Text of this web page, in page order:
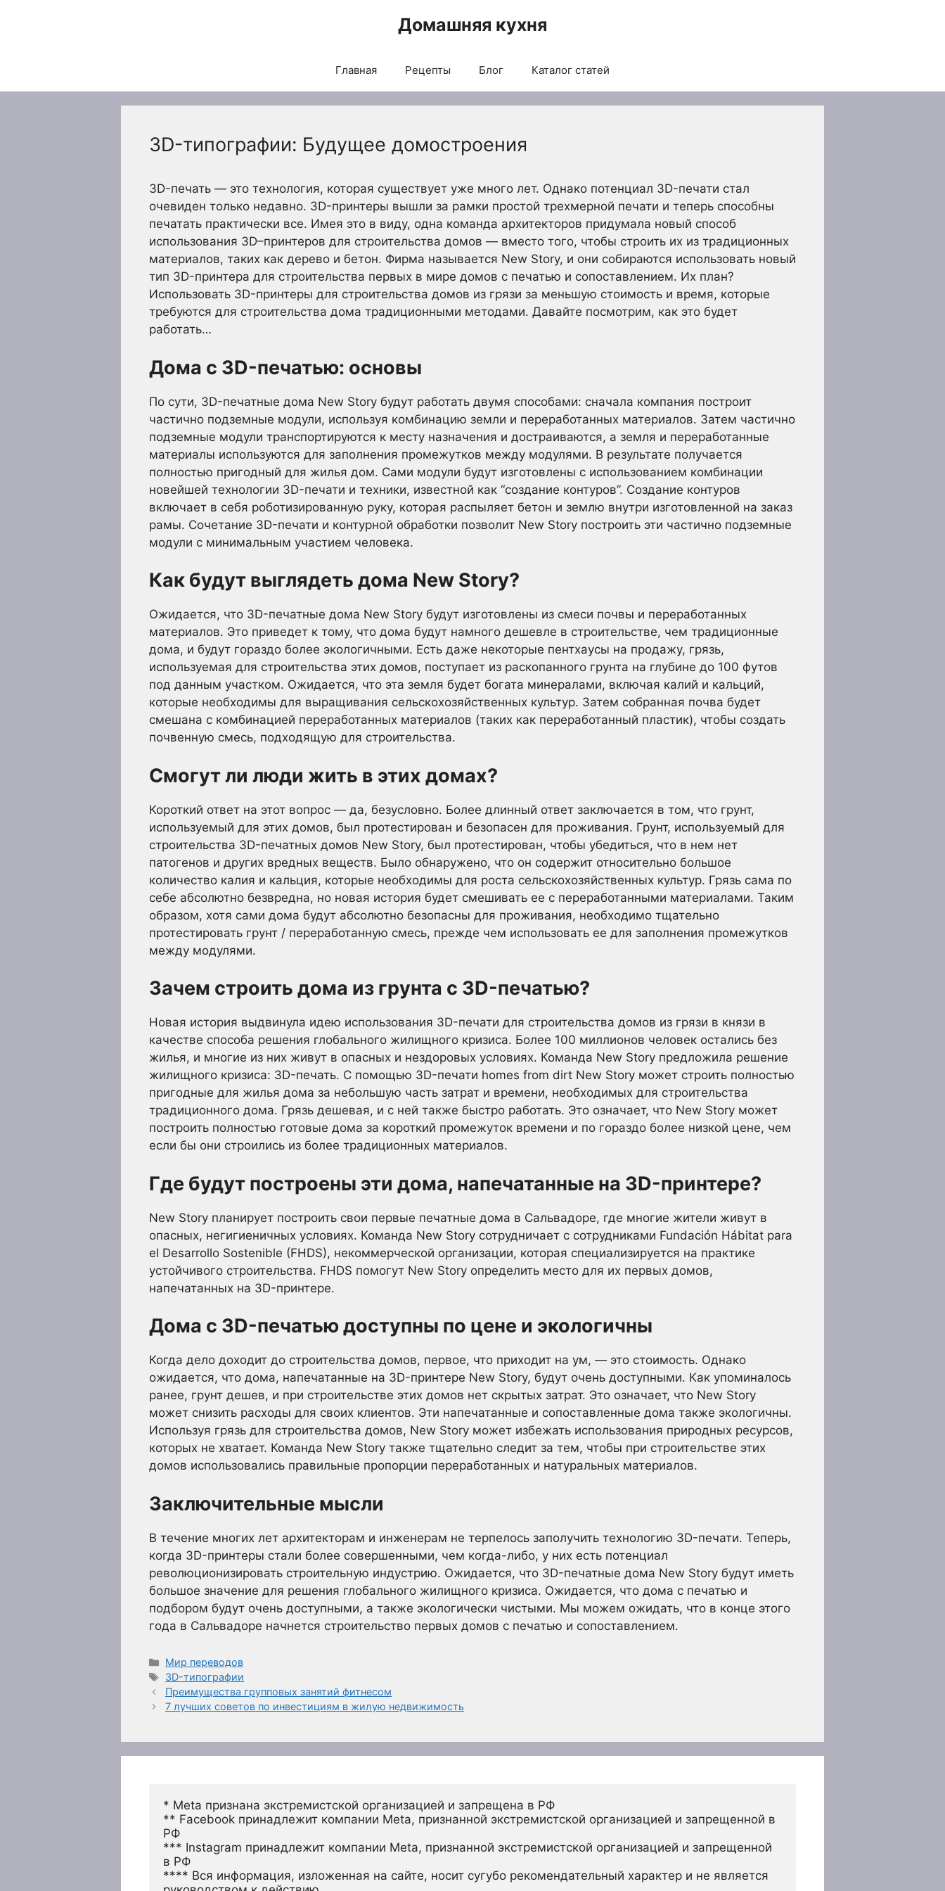
Домашняя кухня
Главная Рецепты Блог Каталог статей
3D-типографии: Будущее домостроения
3D-печать — это технология, которая существует уже много лет. Однако потенциал 3D-печати стал
очевиден только недавно. 3D-принтеры вышли за рамки простой трехмерной печати и теперь способны
печатать практически все. Имея это в виду, одна команда архитекторов придумала новый способ
использования 3D–принтеров для строительства домов — вместо того, чтобы строить их из традиционных
материалов, таких как дерево и бетон. Фирма называется New Story, и они собираются использовать новый
тип 3D-принтера для строительства первых в мире домов с печатью и сопоставлением. Их план?
Использовать 3D-принтеры для строительства домов из грязи за меньшую стоимость и время, которые
требуются для строительства дома традиционными методами. Давайте посмотрим, как это будет
работать…
Дома с 3D-печатью: основы
По сути, 3D-печатные дома New Story будут работать двумя способами: сначала компания построит
частично подземные модули, используя комбинацию земли и переработанных материалов. Затем частично
подземные модули транспортируются к месту назначения и достраиваются, а земля и переработанные
материалы используются для заполнения промежутков между модулями. В результате получается
полностью пригодный для жилья дом. Сами модули будут изготовлены с использованием комбинации
новейшей технологии 3D-печати и техники, известной как “создание контуров”. Создание контуров
включает в себя роботизированную руку, которая распыляет бетон и землю внутри изготовленной на заказ
рамы. Сочетание 3D-печати и контурной обработки позволит New Story построить эти частично подземные
модули с минимальным участием человека.
Как будут выглядеть дома New Story?
Ожидается, что 3D-печатные дома New Story будут изготовлены из смеси почвы и переработанных
материалов. Это приведет к тому, что дома будут намного дешевле в строительстве, чем традиционные
дома, и будут гораздо более экологичными. Есть даже некоторые пентхаусы на продажу, грязь,
используемая для строительства этих домов, поступает из раскопанного грунта на глубине до 100 футов
под данным участком. Ожидается, что эта земля будет богата минералами, включая калий и кальций,
которые необходимы для выращивания сельскохозяйственных культур. Затем собранная почва будет
смешана с комбинацией переработанных материалов (таких как переработанный пластик), чтобы создать
почвенную смесь, подходящую для строительства.
Смогут ли люди жить в этих домах?
Короткий ответ на этот вопрос — да, безусловно. Более длинный ответ заключается в том, что грунт,
используемый для этих домов, был протестирован и безопасен для проживания. Грунт, используемый для
строительства 3D-печатных домов New Story, был протестирован, чтобы убедиться, что в нем нет
патогенов и других вредных веществ. Было обнаружено, что он содержит относительно большое
количество калия и кальция, которые необходимы для роста сельскохозяйственных культур. Грязь сама по
себе абсолютно безвредна, но новая история будет смешивать ее с переработанными материалами. Таким
образом, хотя сами дома будут абсолютно безопасны для проживания, необходимо тщательно
протестировать грунт / переработанную смесь, прежде чем использовать ее для заполнения промежутков
между модулями.
Зачем строить дома из грунта с 3D-печатью?
Новая история выдвинула идею использования 3D-печати для строительства домов из грязи в князи в
качестве способа решения глобального жилищного кризиса. Более 100 миллионов человек остались без
жилья, и многие из них живут в опасных и нездоровых условиях. Команда New Story предложила решение
жилищного кризиса: 3D-печать. С помощью 3D-печати homes from dirt New Story может строить полностью
пригодные для жилья дома за небольшую часть затрат и времени, необходимых для строительства
традиционного дома. Грязь дешевая, и с ней также быстро работать. Это означает, что New Story может
построить полностью готовые дома за короткий промежуток времени и по гораздо более низкой цене, чем
если бы они строились из более традиционных материалов.
Где будут построены эти дома, напечатанные на 3D-принтере?
New Story планирует построить свои первые печатные дома в Сальвадоре, где многие жители живут в
опасных, негигиеничных условиях. Команда New Story сотрудничает с сотрудниками Fundación Hábitat para
el Desarrollo Sostenible (FHDS), некоммерческой организации, которая специализируется на практике
устойчивого строительства. FHDS помогут New Story определить место для их первых домов,
напечатанных на 3D-принтере.
Дома с 3D-печатью доступны по цене и экологичны
Когда дело доходит до строительства домов, первое, что приходит на ум, — это стоимость. Однако
ожидается, что дома, напечатанные на 3D-принтере New Story, будут очень доступными. Как упоминалось
ранее, грунт дешев, и при строительстве этих домов нет скрытых затрат. Это означает, что New Story
может снизить расходы для своих клиентов. Эти напечатанные и сопоставленные дома также экологичны.
Используя грязь для строительства домов, New Story может избежать использования природных ресурсов,
которых не хватает. Команда New Story также тщательно следит за тем, чтобы при строительстве этих
домов использовались правильные пропорции переработанных и натуральных материалов.
Заключительные мысли
В течение многих лет архитекторам и инженерам не терпелось заполучить технологию 3D-печати. Теперь,
когда 3D-принтеры стали более совершенными, чем когда-либо, у них есть потенциал
революционизировать строительную индустрию. Ожидается, что 3D-печатные дома New Story будут иметь
большое значение для решения глобального жилищного кризиса. Ожидается, что дома с печатью и
подбором будут очень доступными, а также экологически чистыми. Мы можем ожидать, что в конце этого
года в Сальвадоре начнется строительство первых домов с печатью и сопоставлением.
Рубрики
Мир переводов
Метки
3D-типографии
Преимущества групповых занятий фитнесом
7 лучших советов по инвестициям в жилую недвижимость
* Meta признана экстремистской организацией и запрещена в РФ
** Facebook принадлежит компании Meta, признанной экстремистской организацией и запрещенной в
РФ
*** Instagram принадлежит компании Meta, признанной экстремистской организацией и запрещенной
в РФ
**** Вся информация, изложенная на сайте, носит сугубо рекомендательный характер и не является